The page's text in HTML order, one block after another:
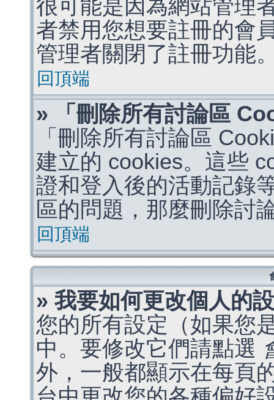
很可能是因為網站管理
者禁用您想要註冊的會
管理者關閉了註冊功能
回頂端
» 「刪除所有討論區
「刪除所有討論區
建立的 cookies。這些
證和登入後的活動記錄
區的問題，那麼刪除討
回頂端
» 我要如何更改個人的
您的所有設定（如果您
中。要修改它們請點選
外，一般都顯示在每頁